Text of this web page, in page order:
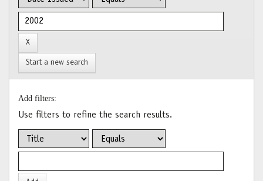
Start a new search
Add filters:
Use filters to refine the search results.